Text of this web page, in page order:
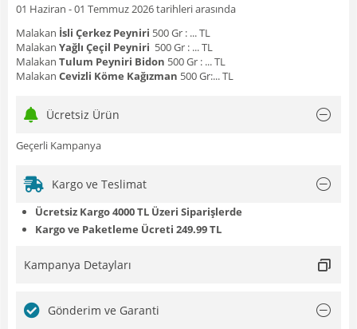
01 Haziran - 01 Temmuz 2026 tarihleri arasında
Malakan İsli Çerkez Peyniri 500 Gr : ... TL
Malakan Yağlı Çeçil Peyniri 500 Gr : ... TL
Malakan Tulum Peyniri Bidon 500 Gr : ... TL
Malakan Cevizli Köme Kağızman 500 Gr:... TL
Ücretsiz Ürün
Geçerli Kampanya
Kargo ve Teslimat
Ücretsiz Kargo 4000 TL Üzeri Siparişlerde
Kargo ve Paketleme Ücreti 249.99 TL
Kampanya Detayları
Gönderim ve Garanti